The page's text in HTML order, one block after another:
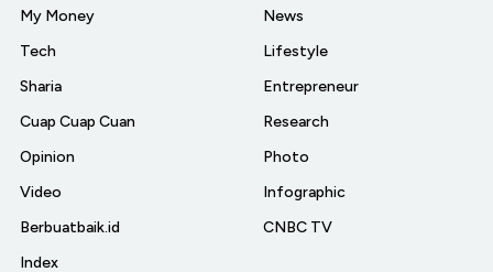
My Money
Tech
Sharia
Cuap Cuap Cuan
Opinion
Video
Berbuatbaik.id
Index
News
Lifestyle
Entrepreneur
Research
Photo
Infographic
CNBC TV